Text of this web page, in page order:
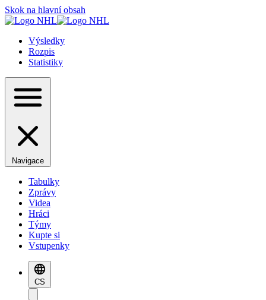
Skok na hlavní obsah
Výsledky
Rozpis
Statistiky
Navigace
Tabulky
Zprávy
Videa
Hráci
Týmy
Kupte si
Vstupenky
CS